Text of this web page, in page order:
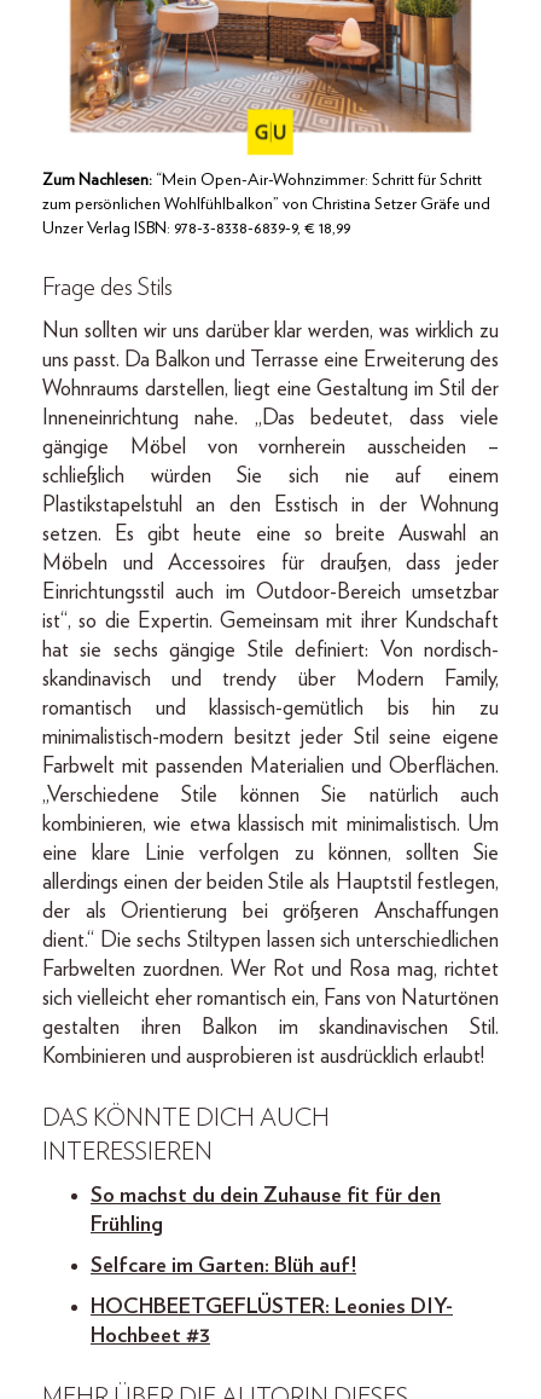
Zum Nachlesen: “Mein Open-Air-Wohnzimmer: Schritt für Schritt
zum persönlichen Wohlfühlbalkon” von Christina Setzer Gräfe und
Unzer Verlag ISBN: 978-3-8338-6839-9, € 18,99
Frage des Stils
Nun sollten wir uns darüber klar werden, was wirklich zu
uns passt. Da Balkon und Terrasse eine Erweiterung des
Wohnraums darstellen, liegt eine Gestaltung im Stil der
Inneneinrichtung nahe. „Das bedeutet, dass viele
gängige Möbel von vornherein ausscheiden –
schließlich würden Sie sich nie auf einem
Plastikstapelstuhl an den Esstisch in der Wohnung
setzen. Es gibt heute eine so breite Auswahl an
Möbeln und Accessoires für draußen, dass jeder
Einrichtungsstil auch im Outdoor-Bereich umsetzbar
ist“, so die Expertin. Gemeinsam mit ihrer Kundschaft
hat sie sechs gängige Stile definiert: Von nordisch-
skandinavisch und trendy über Modern Family,
romantisch und klassisch-gemütlich bis hin zu
minimalistisch-modern besitzt jeder Stil seine eigene
Farbwelt mit passenden Materialien und Oberflächen.
„Verschiedene Stile können Sie natürlich auch
kombinieren, wie etwa klassisch mit minimalistisch. Um
eine klare Linie verfolgen zu können, sollten Sie
allerdings einen der beiden Stile als Hauptstil festlegen,
der als Orientierung bei größeren Anschaffungen
dient.“ Die sechs Stiltypen lassen sich unterschiedlichen
Farbwelten zuordnen. Wer Rot und Rosa mag, richtet
sich vielleicht eher romantisch ein, Fans von Naturtönen
gestalten ihren Balkon im skandinavischen Stil.
Kombinieren und ausprobieren ist ausdrücklich erlaubt!
DAS KÖNNTE DICH AUCH
INTERESSIEREN
So machst du dein Zuhause fit für den
Frühling
Selfcare im Garten: Blüh auf!
HOCHBEETGEFLÜSTER: Leonies DIY-
Hochbeet #3